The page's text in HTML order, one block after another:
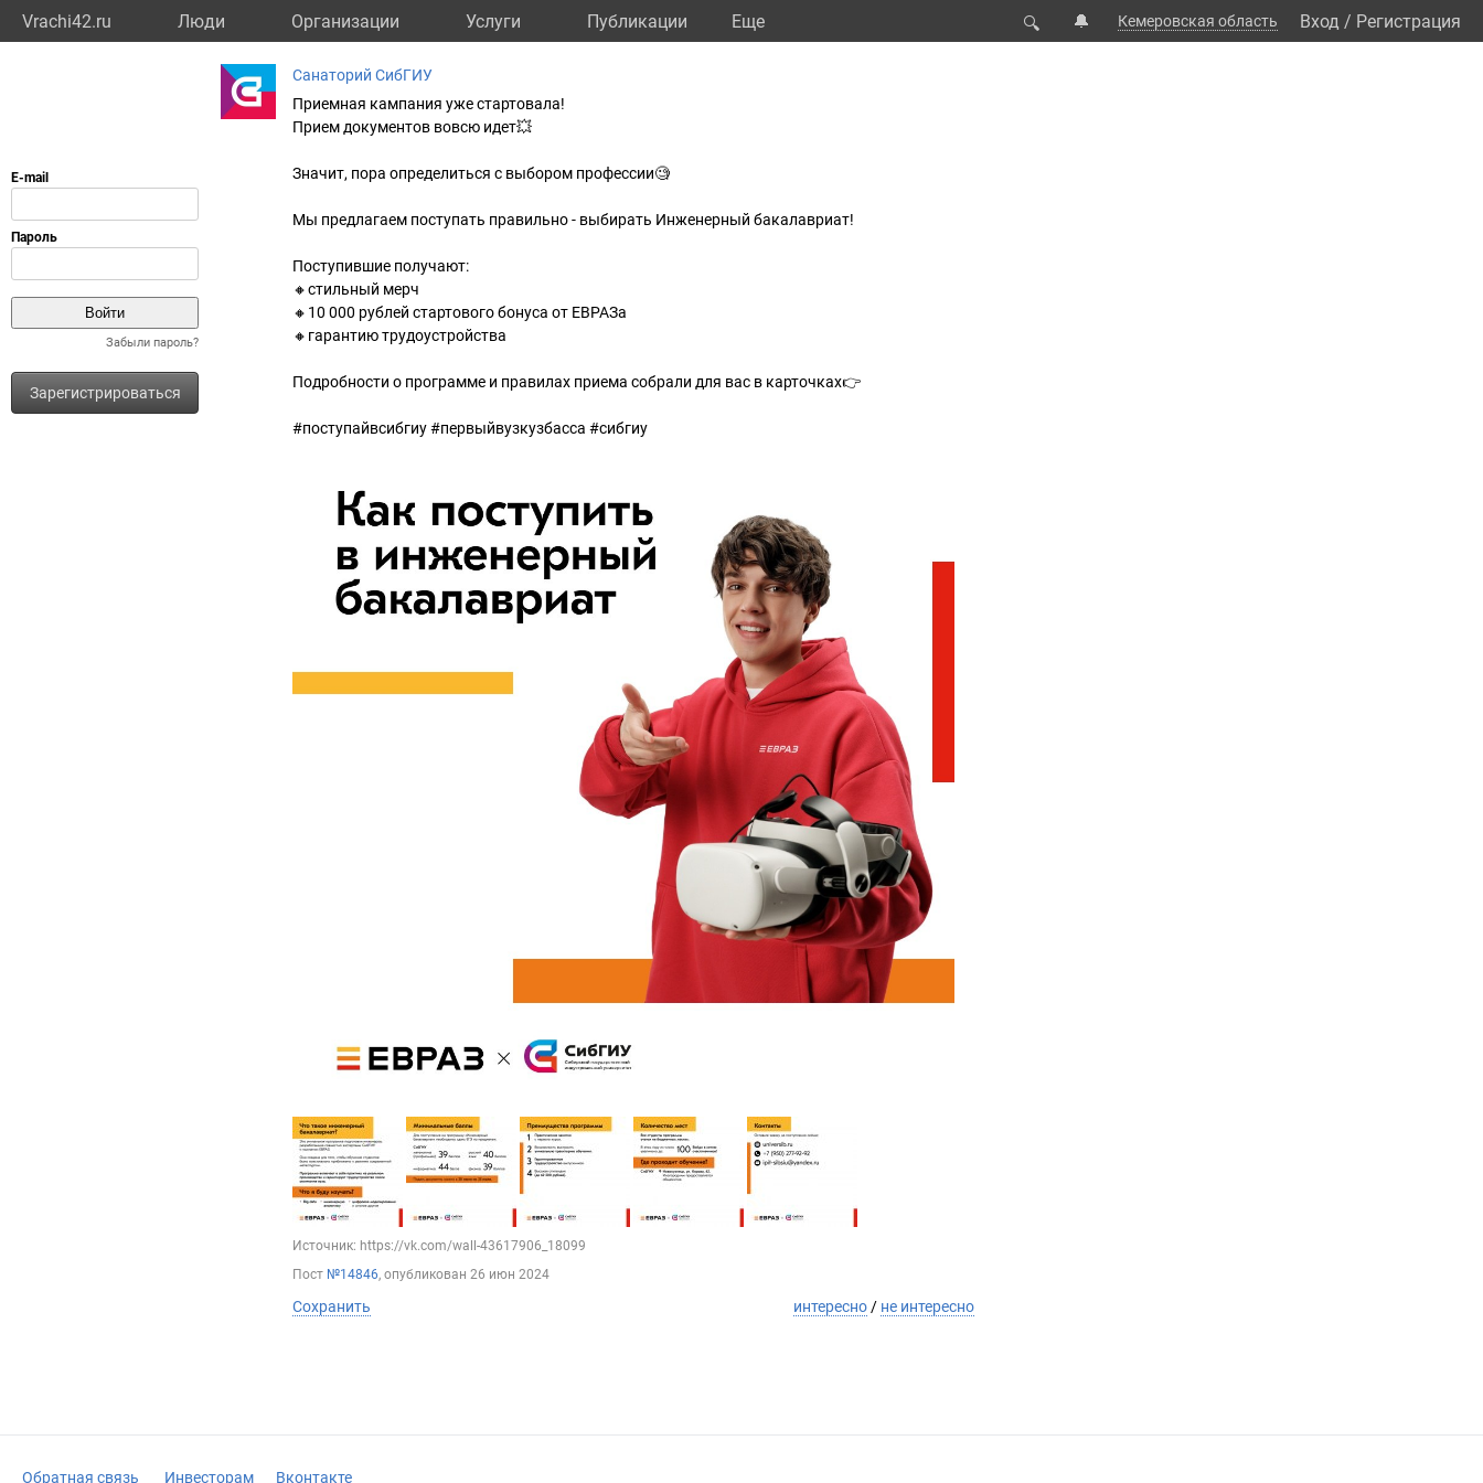
Vrachi42.ru Люди Организации Услуги Публикации Eще 🔍 🔔 Кемеровская область Вход / Регистрация
Забыли пароль?
Зарегистрироваться
Санаторий СибГИУ
Приемная кампания уже стартовала!
Прием документов вовсю идет💥
Значит, пора определиться с выбором профессии🧐
Мы предлагаем поступать правильно - выбирать Инженерный бакалавриат!
Поступившие получают:
🔸стильный мерч
🔸10 000 рублей стартового бонуса от ЕВРАЗа
🔸гарантию трудоустройства
Подробности о программе и правилах приема собрали для вас в карточках👉
#поступайвсибгиу #первыйвузкузбасса #сибгиу
Источник: https://vk.com/wall-43617906_18099
Пост №14846, опубликован 26 июн 2024
Сохранить интересно / не интересно
Обратная связь Инвесторам Вконтакте